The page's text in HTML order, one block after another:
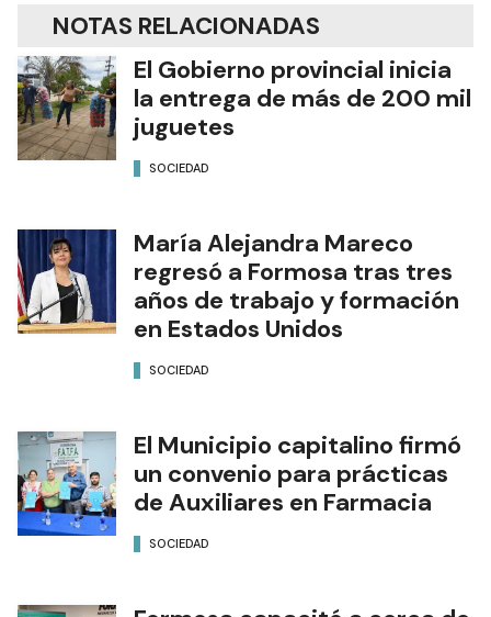
NOTAS RELACIONADAS
El Gobierno provincial inicia
la entrega de más de 200 mil
juguetes
SOCIEDAD
María Alejandra Mareco
regresó a Formosa tras tres
años de trabajo y formación
en Estados Unidos
SOCIEDAD
El Municipio capitalino firmó
un convenio para prácticas
de Auxiliares en Farmacia
SOCIEDAD